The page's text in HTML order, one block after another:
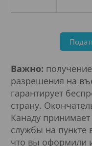
Важно:
разрешения на
гарантирует
страну.
Канаду
службы на пункте
что вы оформили